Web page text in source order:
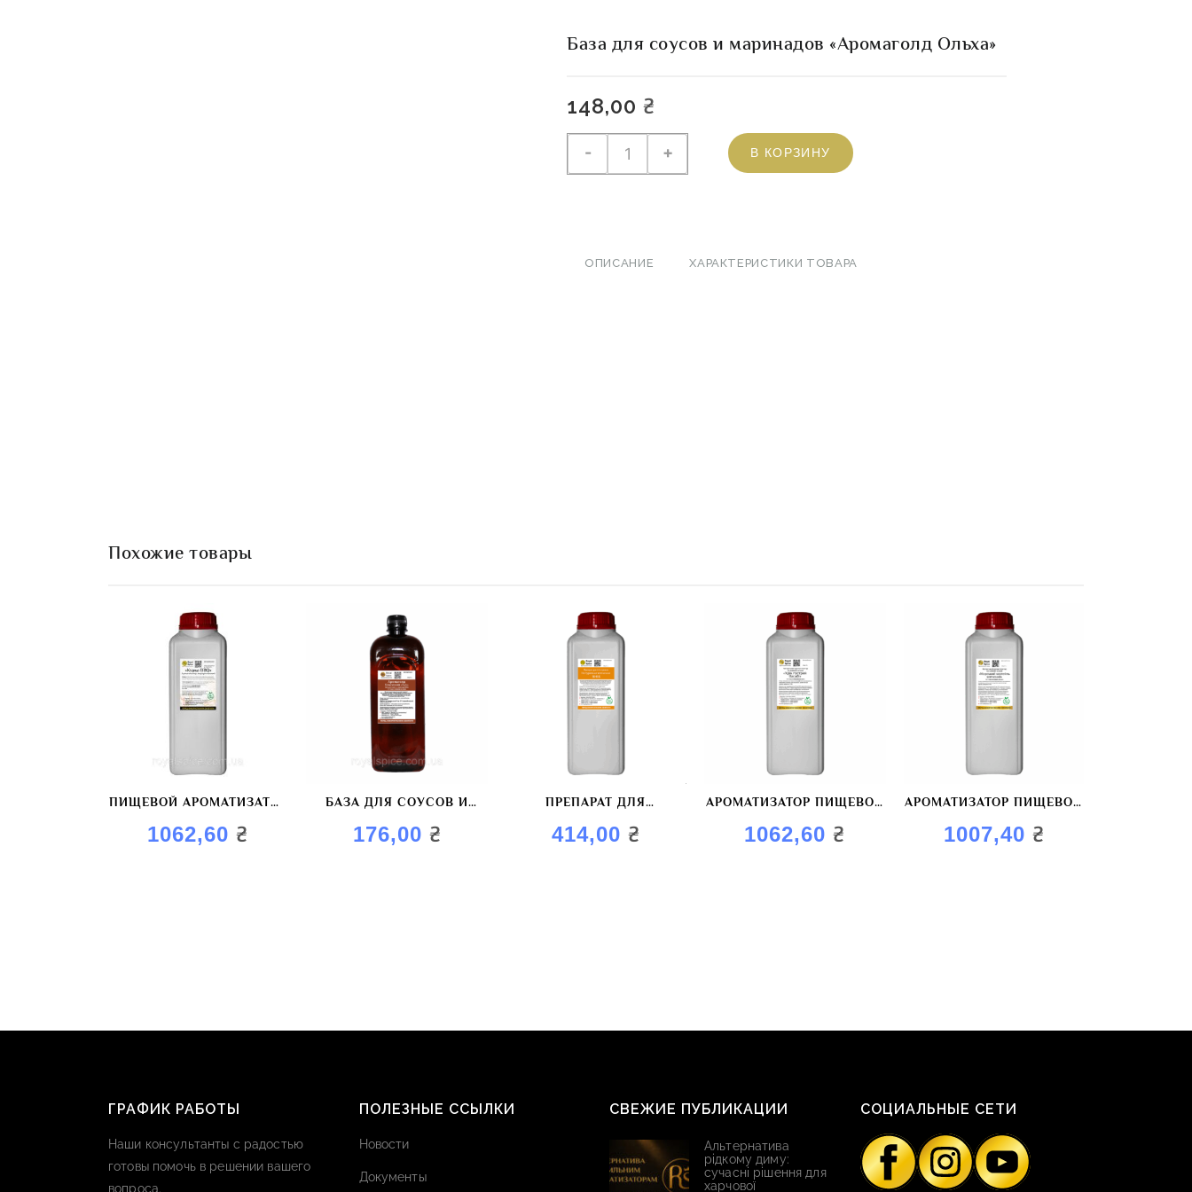
База для соусов и маринадов «Аромаголд Ольха»
148,00 ₴
- + В КОРЗИНУ
ОПИСАНИЕ ХАРАКТЕРИСТИКИ ТОВАРА
Похожие товары
ПИЩЕВОЙ АРОМАТИЗАТОР
«КУРИЦА BBQ»
1062,60₴
БАЗА ДЛЯ СОУСОВ И
МАРИНАДОВ
«АРОМАГОЛД БУК»
176,00 ₴
ПРЕПАРАТ ДЛЯ
ИНЪЕКТИРОВАНИЯ МЯСА
«НАТУРАЛЬНОЕ
414,00 ₴
АРОМАТИЗАТОР ПИЩЕВОЙ
«ХРЕН ОСТРЫЙ. ВАСАБИ»
1062,60₴
АРОМАТИЗАТОР ПИЩЕВОЙ
«МОРСКОЙ КОКТЕЙЛЬ
КОПЧЁНЫЙ»
1007,40 ₴
ГРАФИК РАБОТЫ
Наши консультанты с радостью
готовы помочь в решении вашего
вопроса.
ПОЛЕЗНЫЕ ССЫЛКИ
Новости
Документы
СВЕЖИЕ ПУБЛИКАЦИИ
Альтернатива
рідкому диму:
сучасні рішення для
харчової
СОЦИАЛЬНЫЕ СЕТИ